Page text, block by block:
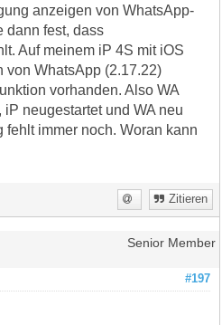
anzeigen von WhatsApp-
dann fest, dass
Auf meinem iP 4S mit iOS
von WhatsApp (2.17.22)
vorhanden. Also WA
neugestartet und WA neu
immer noch. Woran kann
Zitieren
Senior Member
#197